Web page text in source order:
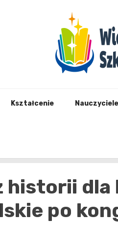
Kształcenie Nauczyciele
historii dla
po